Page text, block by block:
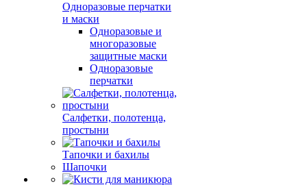
Одноразовые перчатки
и маски
Одноразовые и
многоразовые
защитные маски
Одноразовые
перчатки
Салфетки, полотенца,
простыни
Тапочки и бахилы
Шапочки